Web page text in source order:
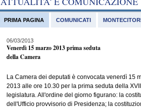
PRIMA PAGINA
06/03/2013
Venerdì 15 marzo 2013 prima seduta
della Camera
La Camera dei deputati è convocata venerdì 15
2013 alle ore 10.30 per la prima seduta della XVII
legislatura. All'ordine del giorno figurano: la
dell'Ufficio provvisorio di Presidenza; la
COMUNICATI